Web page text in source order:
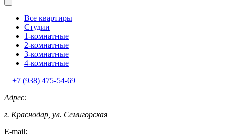
Все квартиры
Студии
1-комнатные
2-комнатные
3-комнатные
4-комнатные
+7 (938) 475-54-69
Адрес:
г. Краснодар, ул. Семигорская
E-mail: